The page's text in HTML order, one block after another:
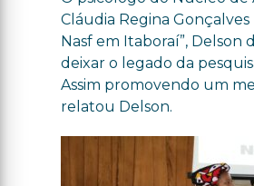
Cláudia Regina
Nasf em Itaboraí”, Delson
deixar o legado da
Assim promovendo um
relatou Delson.